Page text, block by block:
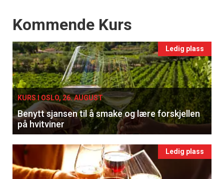
Events
Kommende Kurs
Ledig plass
KURS I OSLO, 26. AUGUST
Benytt sjansen til å smake og lære forskjellen
på hvitviner
Ledig plass